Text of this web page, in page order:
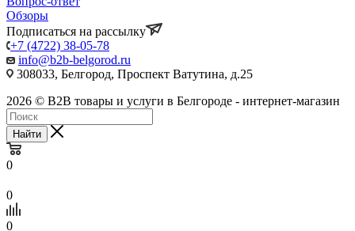
Обзоры
Подписаться на рассылку
+7 (4722) 38-05-78
info@b2b-belgorod.ru
308033, Белгород, Проспект Ватутина, д.25
2026 © B2B товары и услуги в Белгороде - интернет-магазин
Найти
0
0
0